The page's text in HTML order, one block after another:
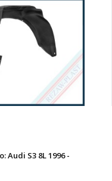
Audi S3 8L 1996 -